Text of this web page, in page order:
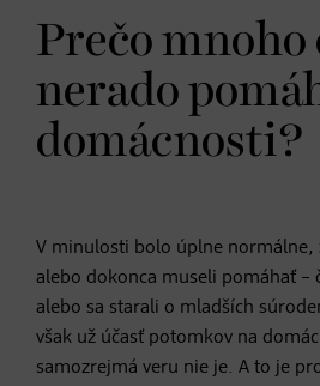
Prečo
nerado
domácnosti?
V minulosti bolo úplne normálne,
alebo dokonca museli pomáhať –
alebo sa starali o mladších
však už účasť potomkov na
samozrejmá veru nie je. A to je